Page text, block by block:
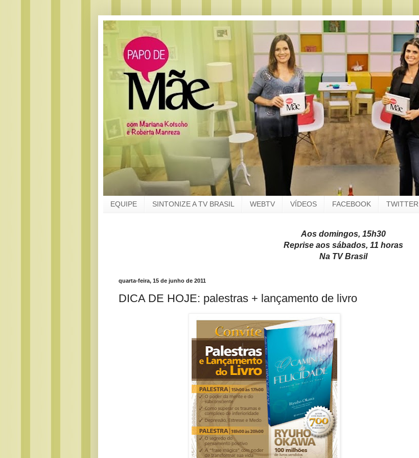
EQUIPE SINTONIZE A TV BRASIL WEBTV VÍDEOS FACEBOOK TWITTER
Aos domingos, 15h30
Reprise aos sábados, 11 horas
Na TV Brasil
quarta-feira, 15 de junho de 2011
DICA DE HOJE: palestras + lançamento de livro